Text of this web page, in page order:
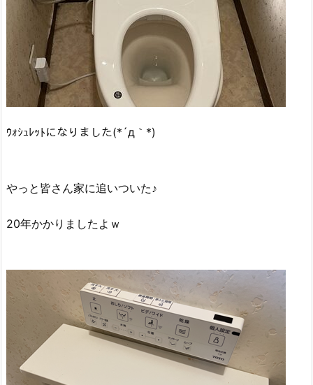
ｳｫｼｭﾚｯﾄになりました(*´д｀*)
やっと皆さん家に追いついた♪
20年かかりましたよｗ